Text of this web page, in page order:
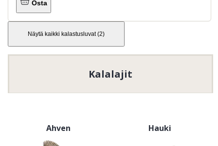
Osta
Näytä kaikki kalastusluvat(2)
Kalalajit
Ahven Hauki